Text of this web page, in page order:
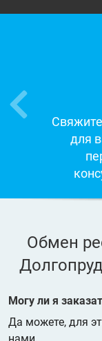
для
Обмен
Могу ли я
Да можете, для